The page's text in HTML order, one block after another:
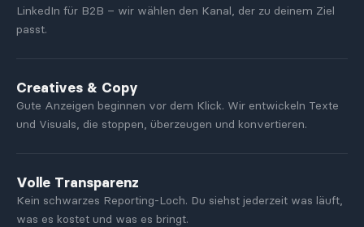
LinkedIn für B2B – wir wählen den Kanal, der zu deinem Ziel
passt.
Creatives & Copy
Gute Anzeigen beginnen vor dem Klick. Wir entwickeln Texte
und Visuals, die stoppen, überzeugen und konvertieren.
Volle Transparenz
Kein schwarzes Reporting-Loch. Du siehst jederzeit was läuft,
was es kostet und was es bringt.